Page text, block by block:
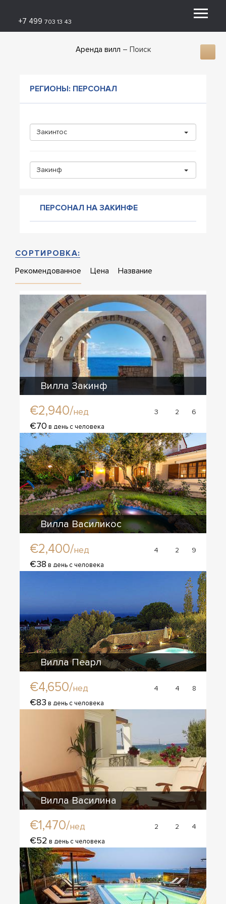
+7 499 703 13 43
Аренда вилл Поиск
РЕГИОНЫ: ПЕРСОНАЛ
Закинтос
Закинф
ПЕРСОНАЛ НА ЗАКИНФЕ
СОРТИРОВКА:
Рекомендованное
Цена Название
Вилла Закинф
€2,940/нед 3 2 6
€70 в день с человека
Вилла Василикос
€2,400/нед 4 2 9
€38 в день с человека
Вилла Пеарл
€4,650/нед 4 4 8
€83 в день с человека
Вилла Василина
€1,470/нед 2 2 4
€52 в день с человека